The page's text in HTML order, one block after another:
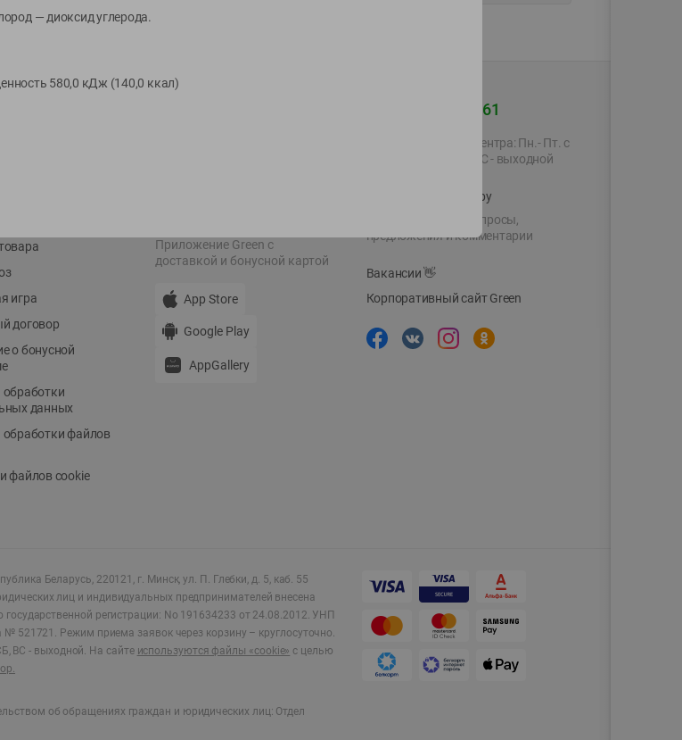
игра
договор
о бонусной
данных
обработки файлов
файлов cookie
Приложение Green c
доставкой и бонусной картой
App Store
Google Play
AppGallery
+375 44 560-60-61
Время работы Call-центра: Пн.- Пт. с
09.00 до 17.00, СБ, ВС - выходной
shop@green-market.by
Пишите нам свои вопросы,
предложения и комментарии
Вакансии👋
Корпоративный сайт Green
Беларусь, 220121, г. Минск, ул. П. Глебки, д. 5, каб. 55
лиц и индивидуальных предпринимателей внесена
государственной регистрации: No 191634233 от 24.08.2012. УНП
521721. Режим приема заявок через корзину – круглосуточно.
ВС - выходной. На сайте используются файлы «cookie» с целью
об обращениях граждан и юридических лиц: Отдел
— диоксид углерода.
580,0 кДж (140,0 ккал)